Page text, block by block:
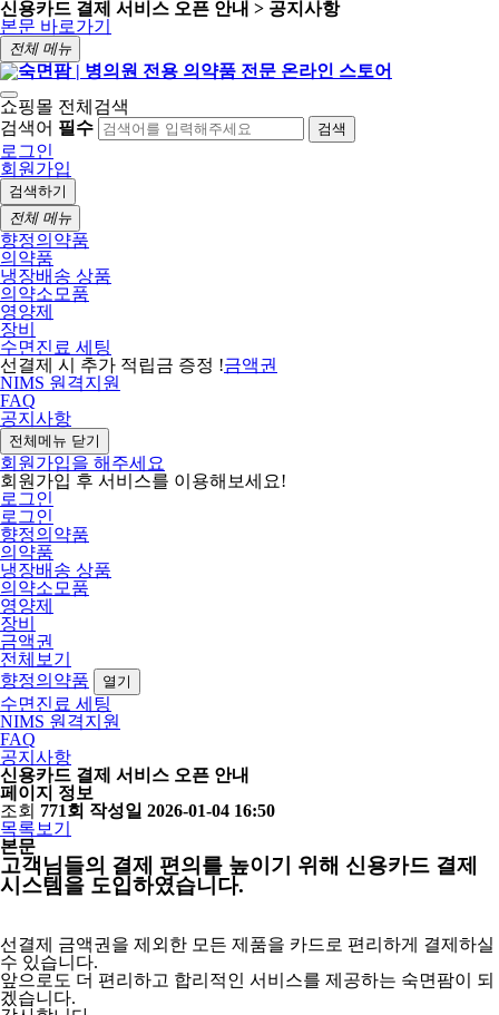
신용카드 결제 서비스 오픈 안내 > 공지사항
본문 바로가기
전체 메뉴
쇼핑몰 전체검색
검색어 필수 검색
로그인
회원가입
검색하기
전체 메뉴
향정의약품
의약품
냉장배송 상품
의약소모품
영양제
장비
수면진료 세팅
선결제 시 추가 적립금 증정 !금액권
NIMS 원격지원
FAQ
공지사항
전체메뉴 닫기
회원가입을 해주세요
회원가입 후 서비스를 이용해보세요!
로그인
로그인
향정의약품
의약품
냉장배송 상품
의약소모품
영양제
장비
금액권
전체보기
향정의약품
열기
수면진료 세팅
NIMS 원격지원
FAQ
공지사항
신용카드 결제 서비스 오픈 안내
페이지 정보
조회 771회 작성일 2026-01-04 16:50
목록보기
본문
고객님들의 결제 편의를 높이기 위해 신용카드 결제
시스템을 도입하였습니다.
선결제 금액권을 제외한 모든 제품을 카드로 편리하게 결제하실
수 있습니다.
앞으로도 더 편리하고 합리적인 서비스를 제공하는 숙면팜이 되
겠습니다.